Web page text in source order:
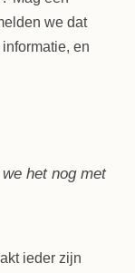
we dat
en
het nog met
ieder zijn